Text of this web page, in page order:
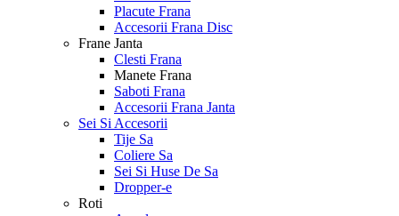
Placute Frana
Accesorii Frana Disc
Frane Janta
Clesti Frana
Manete Frana
Saboti Frana
Accesorii Frana Janta
Sei Si Accesorii
Tije Sa
Coliere Sa
Sei Si Huse De Sa
Dropper-e
Roti